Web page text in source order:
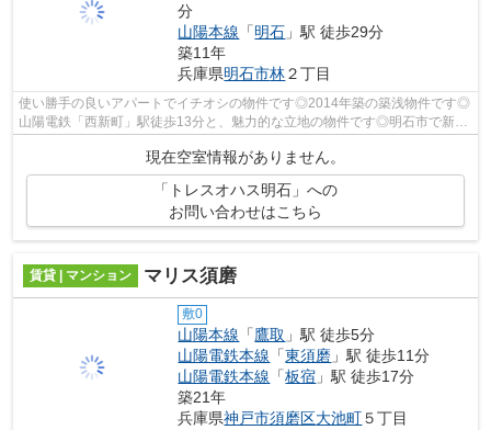
分
山陽本線 「明石 」駅 徒歩29分
築11年
兵庫県明石市林２丁目
使い勝手の良いアパートでイチオシの物件です◎2014年築の築浅物件です◎
山陽電鉄「西新町」駅徒歩13分と、魅力的な立地の物件です◎明石市で新し
い住環境をお探しなら、山陽電鉄本線林崎...
現在空室情報がありません。
「トレスオハス明石」への
お問い合わせはこちら
賃貸 | マンション マリス須磨
敷0
山陽本線 「鷹取 」駅 徒歩5分
山陽電鉄本線 「東須磨 」駅 徒歩11分
山陽電鉄本線 「板宿 」駅 徒歩17分
築21年
兵庫県神戸市須磨区大池町５丁目